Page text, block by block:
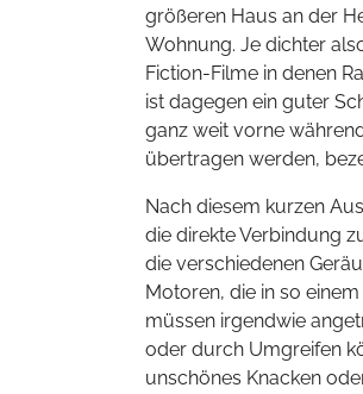
größeren Haus an der
Wohnung. Je dichter
Fiction-Filme in denen
ist dagegen ein guter
ganz weit vorne
übertragen werden,
Nach diesem kurzen
die direkte Verbindung
die verschiedenen
Motoren, die in so
müssen irgendwie
oder durch Umgreifen
unschönes Knacken